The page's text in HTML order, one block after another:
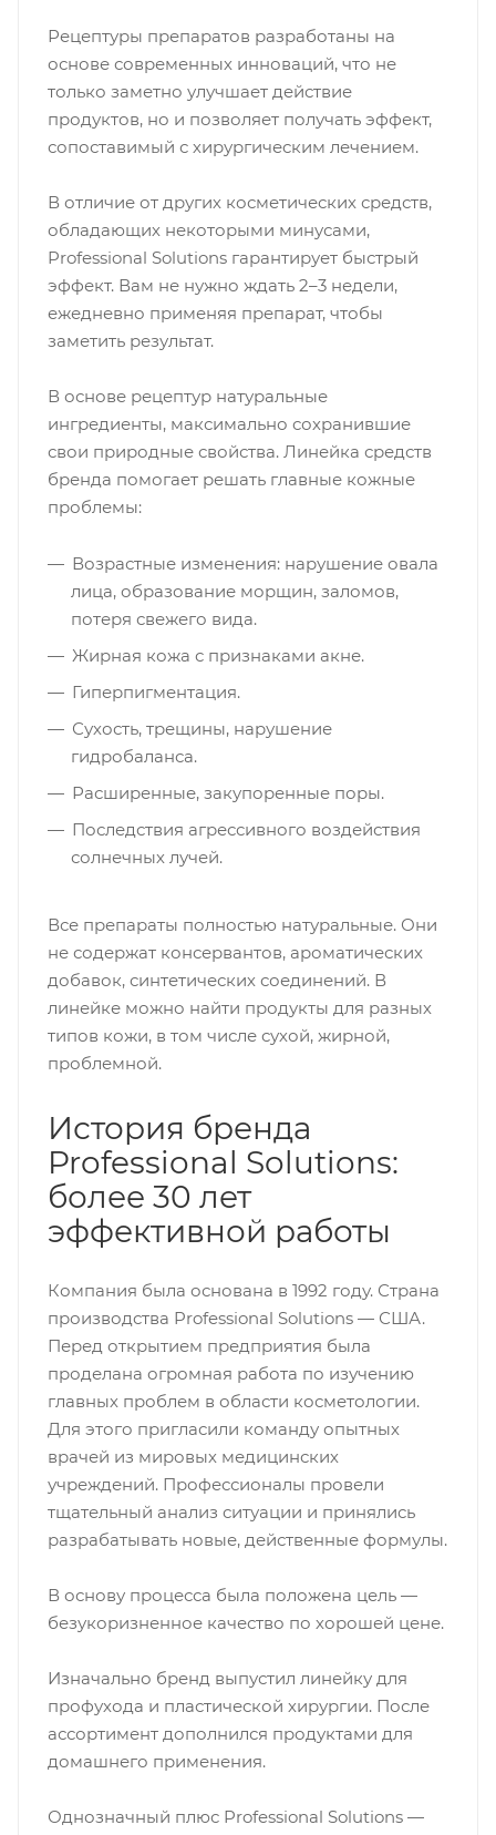
Рецептуры препаратов разработаны на
основе современных инноваций, что не
только заметно улучшает действие
продуктов, но и позволяет получать эффект,
сопоставимый с хирургическим лечением.
В отличие от других косметических средств,
обладающих некоторыми минусами,
Professional Solutions гарантирует быстрый
эффект. Вам не нужно ждать 2–3 недели,
ежедневно применяя препарат, чтобы
заметить результат.
В основе рецептур натуральные
ингредиенты, максимально сохранившие
свои природные свойства. Линейка средств
бренда помогает решать главные кожные
проблемы:
Возрастные изменения: нарушение овала
лица, образование морщин, заломов,
потеря свежего вида.
Жирная кожа с признаками акне.
Гиперпигментация.
Сухость, трещины, нарушение
гидробаланса.
Расширенные, закупоренные поры.
Последствия агрессивного воздействия
солнечных лучей.
Все препараты полностью натуральные. Они
не содержат консервантов, ароматических
добавок, синтетических соединений. В
линейке можно найти продукты для разных
типов кожи, в том числе сухой, жирной,
проблемной.
История бренда
Professional Solutions:
более 30 лет
эффективной работы
Компания была основана в 1992 году. Страна
производства Professional Solutions — США.
Перед открытием предприятия была
проделана огромная работа по изучению
главных проблем в области косметологии.
Для этого пригласили команду опытных
врачей из мировых медицинских
учреждений. Профессионалы провели
тщательный анализ ситуации и принялись
разрабатывать новые, действенные формулы.
В основу процесса была положена цель —
безукоризненное качество по хорошей цене.
Изначально бренд выпустил линейку для
профухода и пластической хирургии. После
ассортимент дополнился продуктами для
домашнего применения.
Однозначный плюс Professional Solutions —